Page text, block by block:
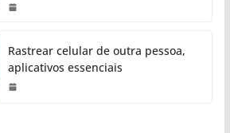
Rastrear celular de outra pessoa,
aplicativos essenciais